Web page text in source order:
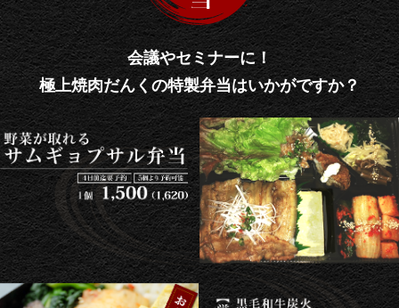
会議やセミナーに！
極上焼肉だんくの特製弁当はいかがですか？